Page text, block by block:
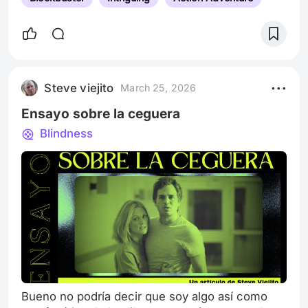
Steve viejito March 25, 2026
Ensayo sobre la ceguera
Blindness
Bueno no podría decir que soy algo así como